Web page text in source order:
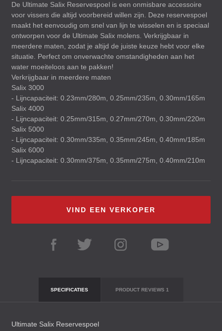
De Ultimate Salix Reservespoel is een onmisbare accessoire
voor vissers die altijd voorbereid willen zijn. Deze reservespoel
maakt het eenvoudig om snel van lijn te wisselen en is speciaal
ontworpen voor de Ultimate Salix molens. Verkrijgbaar in
meerdere maten, zodat je altijd de juiste keuze hebt voor elke
situatie. Perfect om onverwachte omstandigheden aan het
water moeiteloos aan te pakken!
Verkrijgbaar in meerdere maten
Salix 3000
- Lijncapaciteit: 0.23mm/280m, 0.25mm/235m, 0.30mm/165m
Salix 4000
- Lijncapaciteit: 0.25mm/315m, 0.27mm/270m, 0.30mm/220m
Salix 5000
- Lijncapaciteit: 0.30mm/335m, 0.35mm/245m, 0.40mm/185m
Salix 6000
- Lijncapaciteit: 0.30mm/375m, 0.35mm/275m, 0.40mm/210m
VIND EEN VERKOPER
SPECIFICATIES PRODUCT REVIEWS 1
Ultimate Salix Reservespoel